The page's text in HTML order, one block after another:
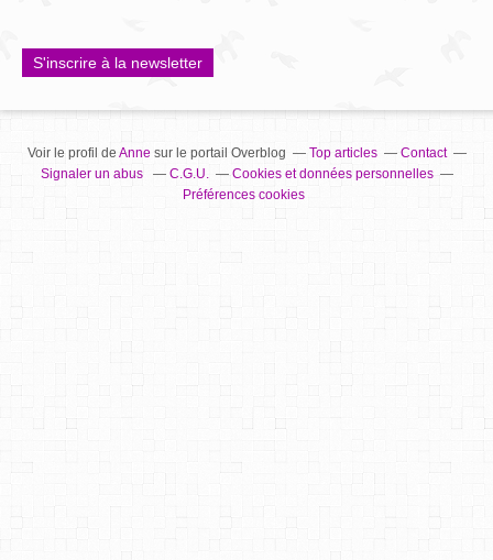
S'inscrire à la newsletter
Voir le profil de Anne sur le portail Overblog Top articles
Contact
Signaler un abus
C.G.U.
Cookies et données personnelles
Préférences cookies